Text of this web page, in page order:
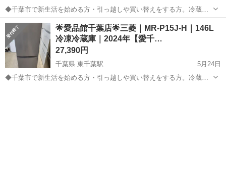
◆千葉市で新生活を始める方・引っ越しや買い替えをする方。冷蔵庫
～洗濯機の在庫多数取り揃えております。単身用～ファミリー向け、
幅広く取り揃えております。ぜひ千葉市 リサイクルショップ愛品館千
葉店にご相談ください！ -----...
千葉 千葉市 東千葉駅 キッチン家電
🌟愛品館千葉店🌟三菱｜MR-P15J-H｜146L
冷凍冷蔵庫｜2024年【愛千…
27,390円
千葉県 東千葉駅
5月24日
◆千葉市で新生活を始める方・引っ越しや買い替えをする方。冷蔵庫